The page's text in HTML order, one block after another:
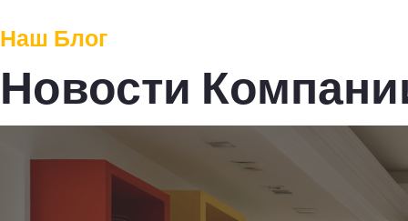
Наш Блог
Новости